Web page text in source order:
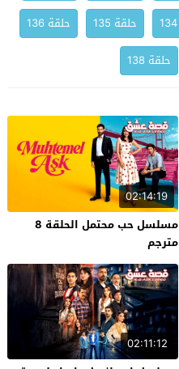
حلقة 135
حلقة 136
حلقة 138
02:14:19
مسلسل حب محتمل الحلقة 8
مترجم
02:11:12